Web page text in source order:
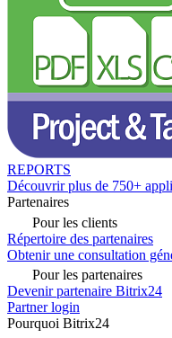
REPORTS
Découvrir plus de 750+
Partenaires
Pour les clients
Répertoire des partenaires
Obtenir une consultation
Pour les partenaires
Devenir partenaire Bitrix24
Partner login
Pourquoi Bitrix24